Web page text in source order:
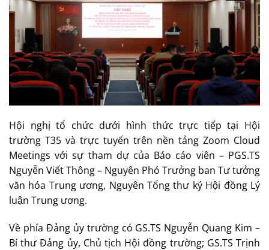
Hội nghị tổ chức dưới hình thức trực tiếp tại Hội
trường T35 và trực tuyến trên nền tảng Zoom Cloud
Meetings với sự tham dự của Báo cáo viên – PGS.TS
Nguyễn Viết Thông – Nguyên Phó Trưởng ban Tư tưởng
văn hóa Trung ương, Nguyên Tổng thư ký Hội đồng Lý
luận Trung ương.
Về phía Đảng ủy trường có GS.TS Nguyễn Quang Kim –
Bí thư Đảng ủy, Chủ tịch Hội đồng trường; GS.TS Trịnh